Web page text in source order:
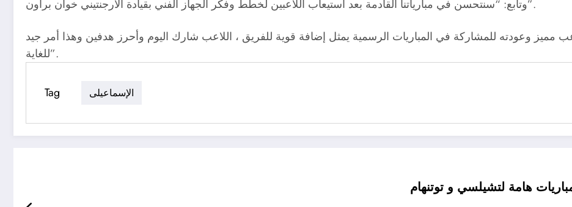
وتابع: “سنتحسن في مبارياتنا القادمة بعد استيعاب اللاعبين لخطط وفكر الجهاز الفني بقيادة الأرجنتيني خوان براون”.
وعودته للمشاركة في المباريات الرسمية يمثل إضافة قوية للفريق ، اللاعب شارك اليوم وأحرز هدفين وهذا أمر جيد
للغاية”.
Tag الإسماعيلى
هامة لتشيلسي و توتنهام